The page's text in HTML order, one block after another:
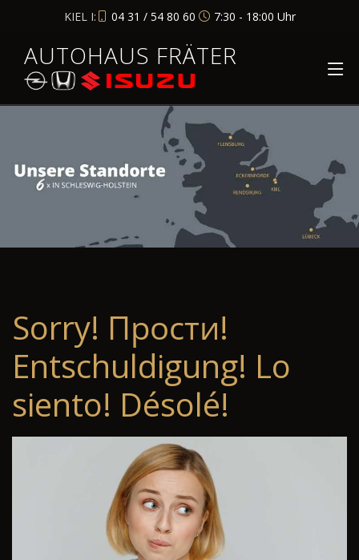
KIEL I: 04 31 / 54 80 60 7:30 - 18:00 Uhr
AUTOHAUS FRÄTER
Sorry! Прости!
Entschuldigung! Lo
siento! Désolé!